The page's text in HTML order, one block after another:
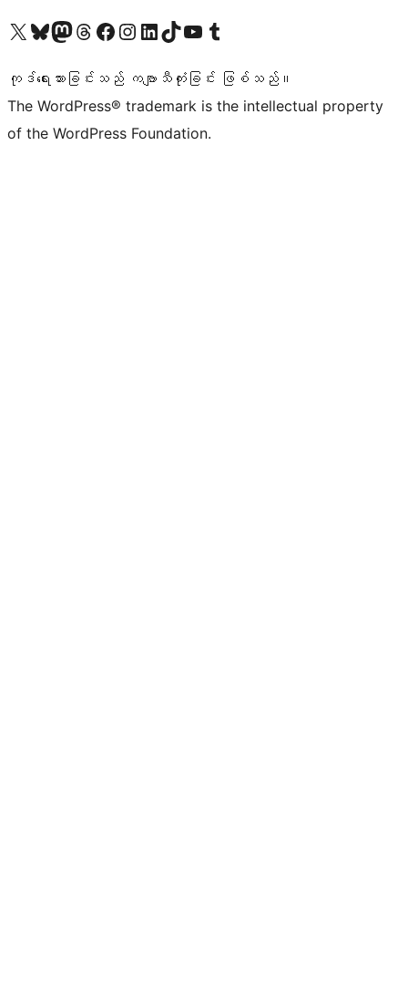
ကျွန်ုပ်တို့၏ X (ယခင် Twitter) အကောင့်သို့ သွားရောက်ကြည့်ရှုပါကျွန်ုပ်တို့၏ Bluesky အကောင့်သို့ ဝင်ရောက်ကြည့်ရှုရန်
ကျွန်ုပ်တို့၏ Mastodon အကောင့်သို့ သွားရောက်ကြည့်ရှုပါကျွန်ုပ်တို့၏ Threads အကောင့်သို့ ဝင်ရောက်ကြည့်ရှုရန်
ကျွန်ုပ်တို့၏ Facebook စာမျက်နှာသို့ သွားရောက်ကြည့်ရှုပါကျွန်ုပ်တို့၏ Instagram အကောင့်သို့ သွားရောက်ကြည့်ရှုပါ ကျွန်ုပ်တို့၏ LinkedIn အကောင့်သို့ သွားရောက်ကြည့်ရှုပါကျွန်ုပ်တို့၏ TikTok အကောင့်သို့ ဝင်ရောက်ကြည့်ရှုရန်
ကျွန်ုပ်တို့၏ YouTube ချန်နယ်သို့ သွားရောက်ကြည့်ရှုပါ ကျွန်ုပ်တို့၏ Tumblr အကောင့်သို့ ဝင်ရောက်ကြည့်ရှုရန်
ကုဒ်ရေးသားခြင်းသည် ကဗျာသီကုံးခြင်း ဖြစ်သည်။
The WordPress® trademark is the intellectual property
of the WordPress Foundation.